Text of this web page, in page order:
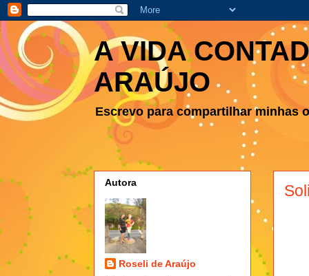
A VIDA
ARAÚJO
Escrevo para compartilhar minhas
Autora
Roseli de Araújo